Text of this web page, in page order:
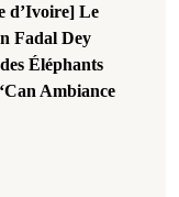
d’Ivoire] Le
Fadal Dey
Éléphants
Ambiance